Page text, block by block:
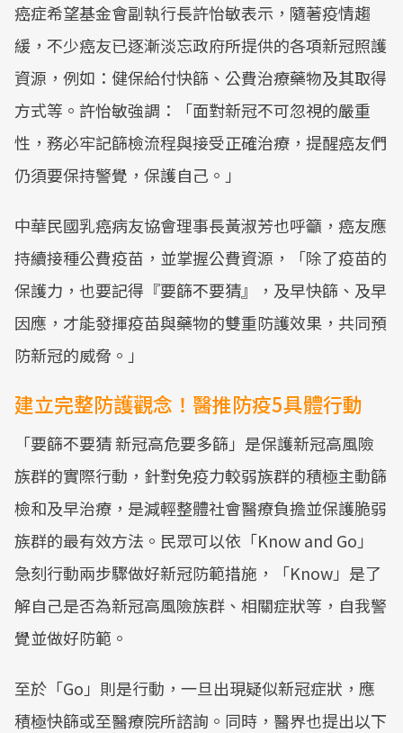
癌症希望基金會副執行長許怡敏表示，隨著疫情趨
緩，不少癌友已逐漸淡忘政府所提供的各項新冠照護
資源，例如：健保給付快篩、公費治療藥物及其取得
方式等。許怡敏強調：「面對新冠不可忽視的嚴重
性，務必牢記篩檢流程與接受正確治療，提醒癌友們
仍須要保持警覺，保護自己。」
中華民國乳癌病友協會理事長黃淑芳也呼籲，癌友應
持續接種公費疫苗，並掌握公費資源，「除了疫苗的
保護力，也要記得『要篩不要猜』，及早快篩、及早
因應，才能發揮疫苗與藥物的雙重防護效果，共同預
防新冠的威脅。」
建立完整防護觀念！醫推防疫5具體行動
「要篩不要猜 新冠高危要多篩」是保護新冠高風險
族群的實際行動，針對免疫力較弱族群的積極主動篩
檢和及早治療，是減輕整體社會醫療負擔並保護脆弱
族群的最有效方法。民眾可以依「Know and Go」
急刻行動兩步驟做好新冠防範措施，「Know」是了
解自己是否為新冠高風險族群、相關症狀等，自我警
覺並做好防範。
至於「Go」則是行動，一旦出現疑似新冠症狀，應
積極快篩或至醫療院所諮詢。同時，醫界也提出以下